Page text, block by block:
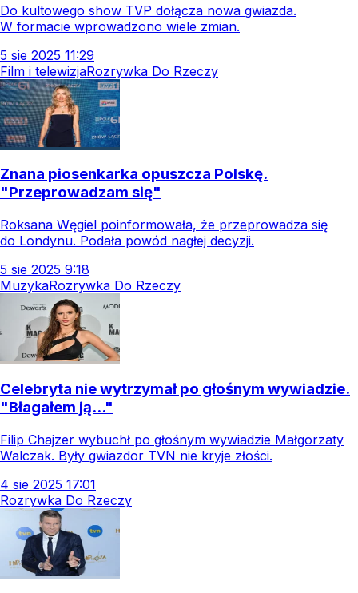
Do kultowego show TVP dołącza nowa gwiazda.
W formacie wprowadzono wiele zmian.
5 sie 2025 11:29
Film i telewizjaRozrywka Do Rzeczy
Znana piosenkarka opuszcza Polskę.
"Przeprowadzam się"
Roksana Węgiel poinformowała, że przeprowadza się
do Londynu. Podała powód nagłej decyzji.
5 sie 2025 9:18
MuzykaRozrywka Do Rzeczy
Celebryta nie wytrzymał po głośnym wywiadzie.
"Błagałem ją..."
Filip Chajzer wybuchł po głośnym wywiadzie Małgorzaty
Walczak. Były gwiazdor TVN nie kryje złości.
4 sie 2025 17:01
Rozrywka Do Rzeczy